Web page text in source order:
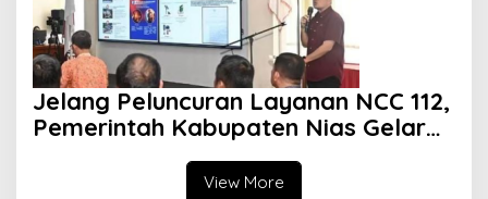
Jelang Peluncuran Layanan NCC 112,
Pemerintah Kabupaten Nias Gelar
View More